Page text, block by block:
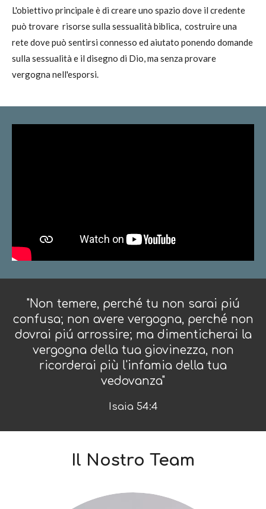
L'obiettivo principale è di creare uno spazio dove il credente
può trovare risorse sulla sessualità biblica, costruire una
rete dove può sentirsi connesso ed aiutato ponendo domande
sulla sessualità e il disegno di Dio, ma senza provare
vergogna nell'esporsi.
"Non temere, perché tu non sarai piú
confusa; non avere vergogna, perché non
dovrai piú arrossire; ma dimenticherai la
vergogna della tua giovinezza, non
ricorderai più l'infamia della tua
vedovanza"
Isaia 54:4
Il Nostro Team